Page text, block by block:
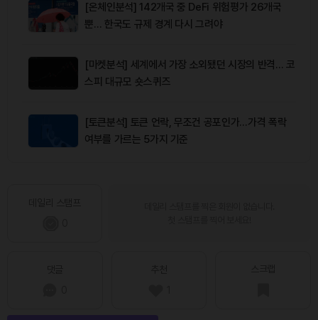
[온체인분석] 142개국 중 DeFi 위험평가 26개국
뿐… 한국도 규제 경계 다시 그려야
[마켓분석] 세계에서 가장 소외됐던 시장의 반격… 코
스피 대규모 숏스퀴즈
[토큰분석] 토큰 언락, 무조건 공포인가…가격 폭락
여부를 가르는 5가지 기준